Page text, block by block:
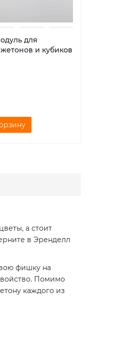
для
и кубиков
а стоит
в Эренделл
фишку на
Помимо
каждого из